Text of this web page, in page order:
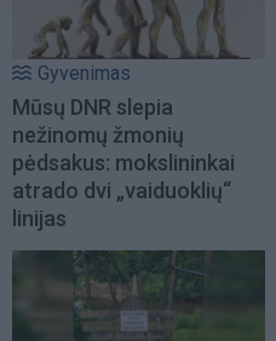
Gyvenimas
Mūsų DNR slepia
nežinomų žmonių
pėdsakus: mokslininkai
atrado dvi „vaiduoklių“
linijas